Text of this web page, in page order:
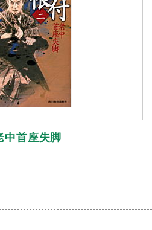
中首座失脚